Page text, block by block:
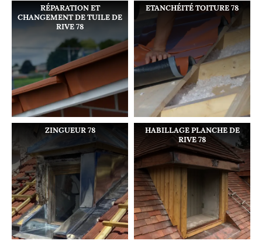
RÉPARATION ET
CHANGEMENT DE TUILE DE
RIVE 78
ETANCHÉITÉ TOITURE 78
ZINGUEUR 78
HABILLAGE PLANCHE DE
RIVE 78